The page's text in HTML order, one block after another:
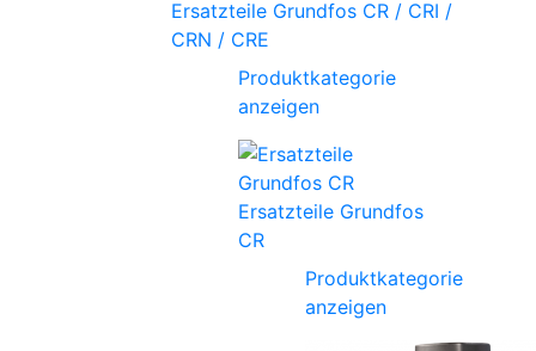
Ersatzteile Grundfos CR / CRI /
CRN / CRE
Produktkategorie
anzeigen
Ersatzteile Grundfos
CR
Produktkategorie
anzeigen